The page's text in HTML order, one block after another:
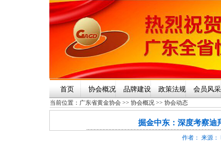
首页 协会概况 品牌建设 政策法规 会员风采
当前位置： 广东省黄金协会 >> 协会概况 >> 协会动态
掘金中东：深度考察迪
作者： 来源：